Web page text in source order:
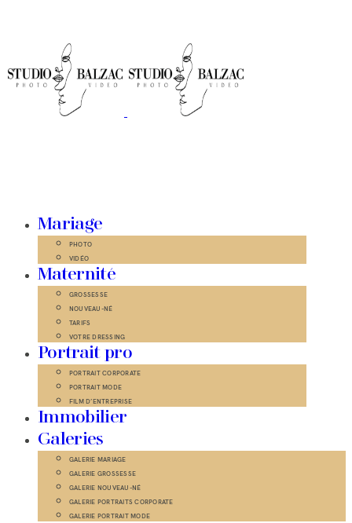
Mariage
PHOTO
VIDÉO
Maternité
GROSSESSE
NOUVEAU-NÉ
TARIFS
VOTRE DRESSING
Portrait pro
PORTRAIT CORPORATE
PORTRAIT MODE
FILM D’ENTREPRISE
Immobilier
Galeries
GALERIE MARIAGE
GALERIE GROSSESSE
GALERIE NOUVEAU-NÉ
GALERIE PORTRAITS CORPORATE
GALERIE PORTRAIT MODE